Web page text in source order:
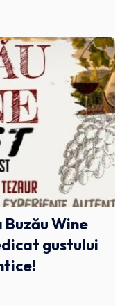
Wine
gustului